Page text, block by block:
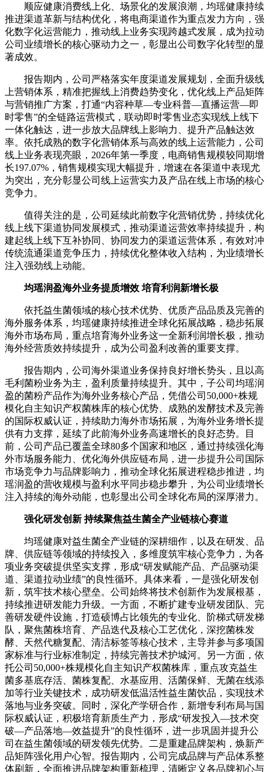
顺应健康消费线上化、场景化的发展浪潮，均瑶健康持续
推进渠道革新与结构优化，将电商渠道作为重点发力方向，强
化数字化运营能力，推动线上业务实现跨越式发展，成为拉动
公司业绩增长的核心驱动力之一，彰显出公司数字化转型的显
著成效。
报告期内，公司严格落实年度渠道发展规划，全面升级线
上营销体系，精准把握线上消费趋势变化，优化线上产品矩阵
与营销推广方案，打通“内容种草—专业科普—直播运营—即
时零售”的全链路运营模式，联动即时零售业态实现线上线下
一体化触达，进一步放大品牌线上影响力、提升产品触达效
率。依托成熟的数字化营销体系与高效的线上运营能力，公司
线上业务表现亮眼，2026年第一季度，电商销售规模较同期增
长197.07%，销售规模实现大幅提升，增速在各渠道中表现尤
为突出，充分彰显公司线上运营实力及产品在线上市场的核心
竞争力。
值得关注的是，公司延续此前数字化营销优势，持续优化
线上线下渠道协同发展模式，推动渠道运营效率持续提升，构
建起线上线下互补协同、协同发力的渠道运营体系，有效对冲
传统流通渠道竞争压力，持续优化整体收入结构，为业绩增长
注入强劲线上动能。
均瑶润盈海外业务提质增效 培育利润新增长极
依托益生菌领域的核心技术优势、优质产品品质及完善的
海外服务体系，均瑶健康持续推进全球化拓展战略，稳步拓展
海外市场布局，重点培育海外业务这一全新利润增长极，推动
海外经营质效持续提升，成为公司盈利改善的重要支撑。
报告期内，公司海外渠道业务保持良好增长势头，且以高
毛利菌粉业务为主，盈利质量持续提升。其中，子公司均瑶润
盈的菌粉产品作为海外业务核心产品，凭借公司50,000+株规
模化自主知识产权菌株库的核心优势、成熟的发酵技术及完善
的国际权威认证，持续助力海外市场拓展，为海外业务增长提
供有力支撑，延续了此前海外业务高速增长的良好态势。目
前，公司产品已覆盖全球80多个国家和地区，通过持续强化海
外市场服务能力、优化海外供应链布局，进一步提升公司国际
市场竞争力与品牌影响力，推动全球化拓展进程稳步推进，均
瑶润盈的营收规模与盈利水平同步稳步攀升，为公司业绩增长
注入持续的海外动能，也彰显出公司全球化布局的深厚潜力。
强化研发创新 持续聚焦益生菌全产业链核心赛道
均瑶健康对益生菌全产业链的深耕细作，以及在研发、品
牌、供应链等领域的持续投入，多维度筑牢核心竞争力，为各
项业务突破提供坚实支撑，形成“研发赋能产品、产品驱动渠
道、渠道拉动业绩”的良性循环。具体来看，一是强化研发创
新，筑牢技术核心壁垒。公司始终将技术创新作为发展根基，
持续推进研发能力升级。一方面，不断扩建专业研发团队、完
善研发硬件设施，打造硕博占比领先的专业化、阶梯式研发梯
队，聚焦菌株培育、产品迭代及核心工艺优化，深挖菌株发
酵、天然代糖复配、清洁标签等核心技术，主导并参与多项国
家标准与行业标准制定，持续完善技术护城河。另一方面，依
托公司50,000+株规模化自主知识产权菌株库，重点攻克益生
菌多基底存活、菌株复配、水基应用、活菌保鲜、无菌在线添
加等行业关键技术，成功研发低温活性益生菌饮品，实现技术
落地与业务突破。同时，深化产学研合作，新增专利布局与国
际权威认证，积极培育新质生产力，形成“研发投入—技术突
破—产品落地—效益提升”的良性循环，进一步巩固并提升公
司在益生菌领域的研发领先优势。二是重建品牌架构，焕新产
品矩阵强化用户心智。报告期内，公司完成品牌与产品体系整
体刷新，全面推进品牌架构重新梳理，清晰定义各品牌初心与